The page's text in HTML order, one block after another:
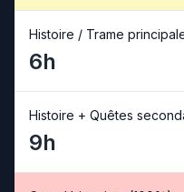
Histoire / Trame
6h
Histoire + Quêtes
9h